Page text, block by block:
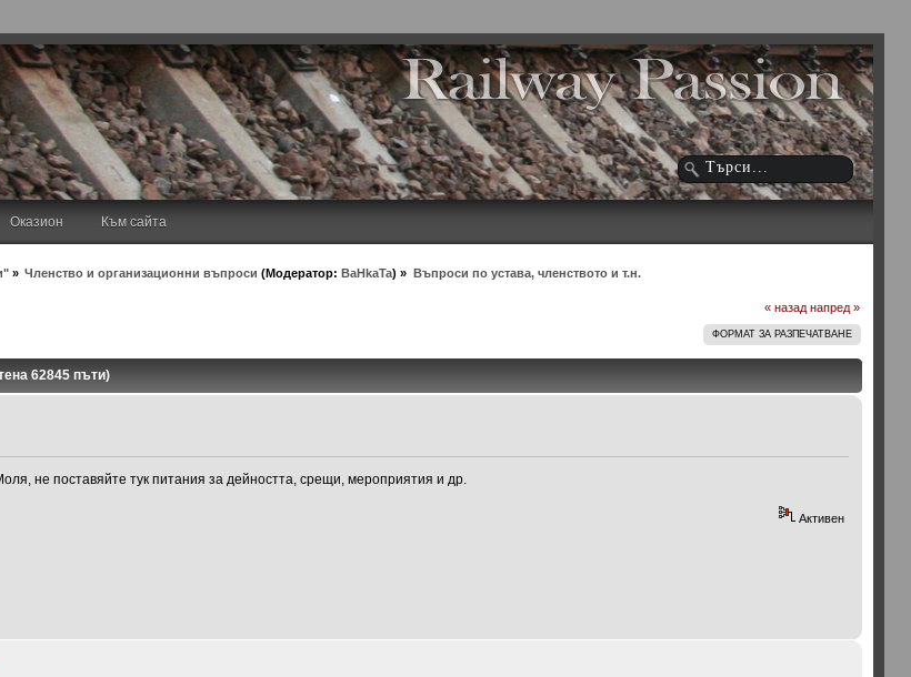
Оказион Към сайта
» Членство и организационни въпроси (Модератор:BaHkaTa) » Въпроси по устава, членството и т.н.
« назад напред »
ФОРМАТ ЗА РАЗПЕЧАТВАНЕ
62845 пъти)
не поставяйте тук питания за дейността, срещи, мероприятия и др.
Активен